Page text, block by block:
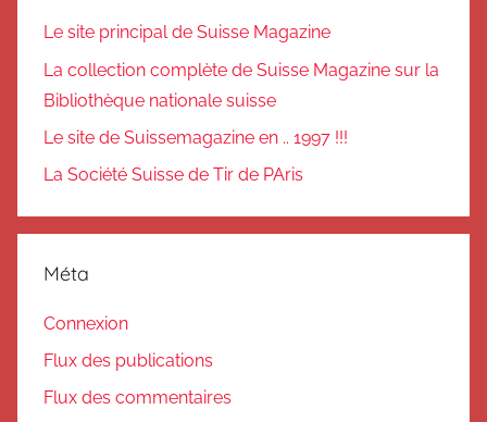
Le site principal de Suisse Magazine
La collection complète de Suisse Magazine sur la
Bibliothèque nationale suisse
Le site de Suissemagazine en .. 1997 !!!
La Société Suisse de Tir de PAris
Méta
Connexion
Flux des publications
Flux des commentaires